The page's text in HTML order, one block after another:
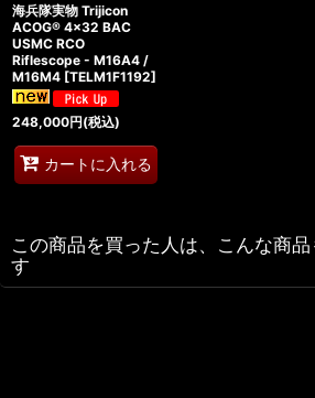
海兵隊実物 Trijicon
ACOG® 4x32 BAC
USMC RCO
Riflescope - M16A4 /
M16M4 [TELM1F1192]
248,000円(税込)
カートに入れる
この商品を買った人は、こんな商
す